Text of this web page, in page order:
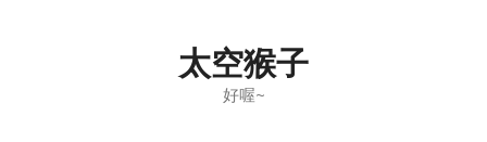
太空猴子
好喔~